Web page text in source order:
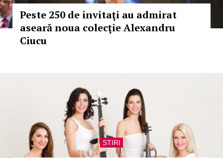
Peste 250 de invitaţi au admirat
aseară noua colecţie Alexandru
Ciucu
STIRI